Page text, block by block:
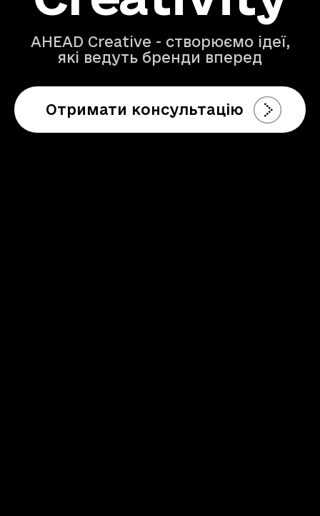
AHEAD Creative - створюємо ідеї,
які ведуть бренди вперед
Отримати консультацію